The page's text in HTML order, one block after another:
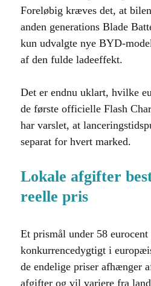
Foreløbig kræves det, at
anden generations Blade
kun udvalgte nye BYD-
af den fulde ladeeffekt.
Det er endnu uklart, hvilke
de første officielle Flash
har varslet, at
separat for hvert marked.
Lokale afgifter
reelle pris
Et prismål under 58
konkurrencedygtigt i
de endelige priser afhænger
afgifter og vil variere fra